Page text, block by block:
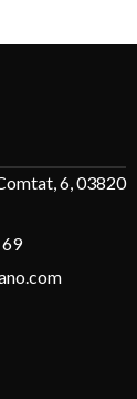
6, 03820